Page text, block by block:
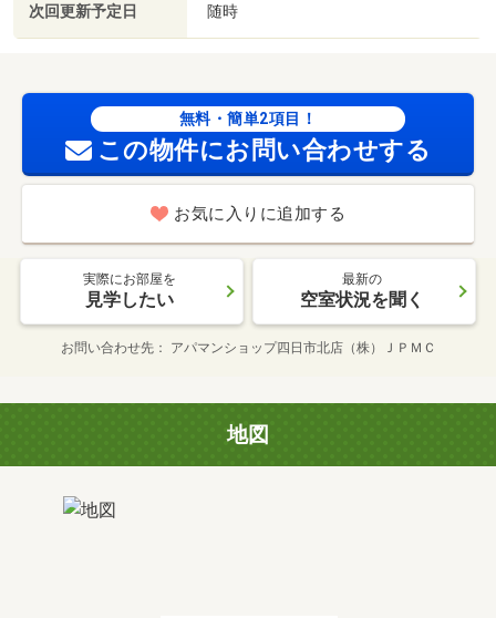
次回更新予定日 随時
無料・簡単2項目！
この物件にお問い合わせする
お気に入りに追加する
実際にお部屋を
見学したい
最新の
空室状況を聞く
お問い合わせ先 アパマンショップ四日市北店（株）ＪＰＭＣ
地図